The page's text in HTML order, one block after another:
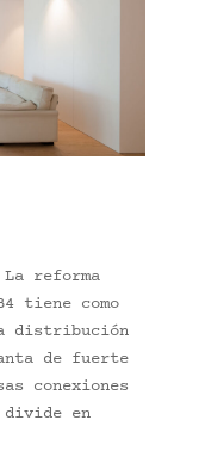
La reforma
tiene como
distribución
de fuerte
conexiones
en